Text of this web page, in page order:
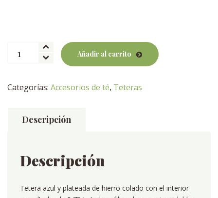
huan,
0,75
cantidad
Añadir al carrito
Categorías: Accesorios de té, Teteras
Descripción
Descripción
Tetera azul y plateada de hierro colado con el interior